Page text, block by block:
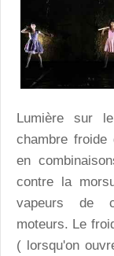
Lumière sur
chambre froide
en
contre la
vapeurs de
moteurs. Le
( lorsqu'on